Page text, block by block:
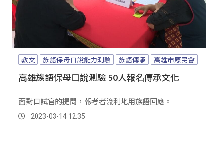
教文 族語保母口說能力測驗 族語傳承 高雄市原民會
高雄族語保母口說測驗 50人報名傳承文化
面對口試官的提問，報考者流利地用族語回應。
2023-03-14 12:35